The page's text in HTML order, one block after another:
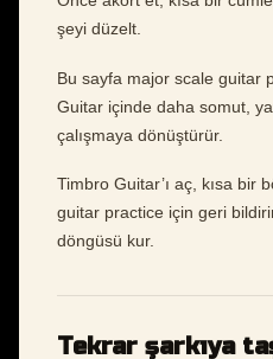
şeyi düzelt.
Bu sayfa major scale guitar
Guitar içinde daha somut,
çalışmaya dönüştürür.
Timbro Guitar’ı aç, kısa bir
guitar practice için geri
döngüsü kur.
Tekrar şarkıya